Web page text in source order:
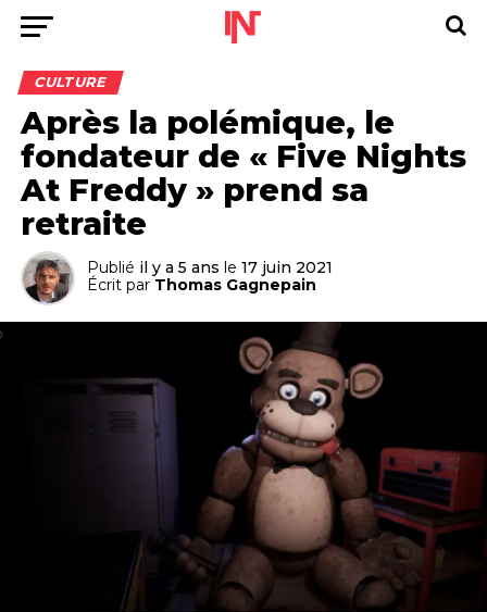
CULTURE
Après la polémique, le
fondateur de « Five Nights
At Freddy » prend sa
retraite
Publié il y a 5 ans le 17 juin 2021
Écrit par Thomas Gagnepain